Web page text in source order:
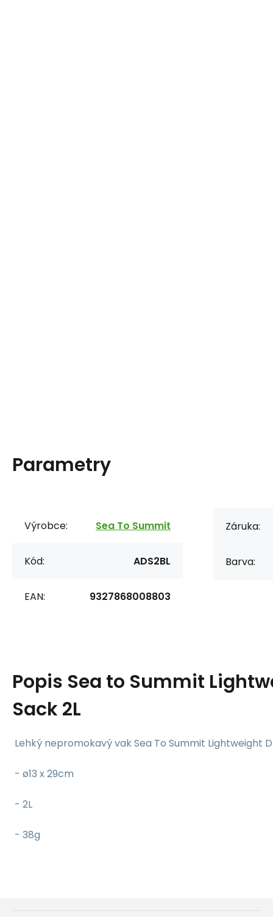
Parametry
Výrobce: Sea To Summit
Kód: ADS2BL
EAN: 9327868008803
Záruka:
Barva:
Popis Sea to Summit
Sack 2L
Lehký nepromokavý vak Sea To Summit Lightweight
- ø13 x 29cm
- 2L
- 38g